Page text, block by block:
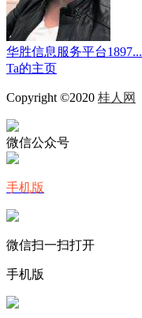
华胜信息服务平台1897...
Ta的主页
Copyright ©2020 桂人网
微信公众号
手机版
微信扫一扫打开
手机版